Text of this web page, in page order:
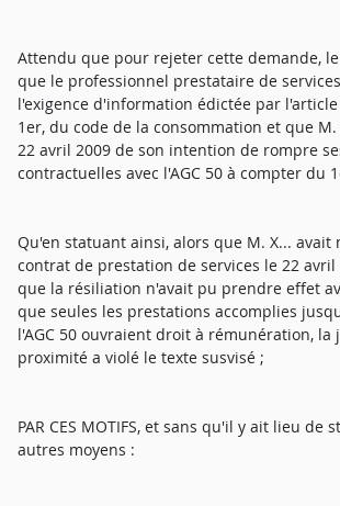
Attendu que pour rejeter cette demande,
que le professionnel prestataire de
l'exigence d'information édictée par l'article
1er, du code de la consommation et que
22 avril 2009 de son intention de rompre
contractuelles avec l'AGC 50 à compter du
Qu'en statuant ainsi, alors que M. X... avait
contrat de prestation de services le 22 avril
que la résiliation n'avait pu prendre effet
que seules les prestations accomplies
l'AGC 50 ouvraient droit à rémunération,
proximité a violé le texte susvisé ;
PAR CES MOTIFS, et sans qu'il y ait lieu de
autres moyens :